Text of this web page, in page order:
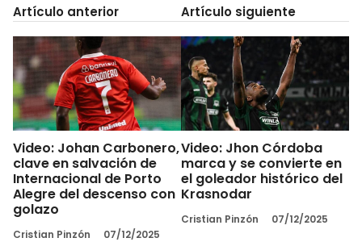
Artículo anterior
Video: Johan Carbonero,
clave en salvación de
Internacional de Porto
Alegre del descenso con
golazo
Cristian Pinzón 07/12/2025
Artículo siguiente
Video: Jhon Córdoba
marca y se convierte en
el goleador histórico del
Krasnodar
Cristian Pinzón 07/12/2025